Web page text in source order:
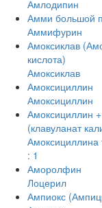
Амлодипин
Амми большой
Аммифурин
Амоксиклав
кислота)
Амоксиклав
Амоксициллин
Амоксициллин
Амоксициллин
(клавуланат
Амоксициллина
: 1
Аморолфин
Лоцерил
Ампиокс